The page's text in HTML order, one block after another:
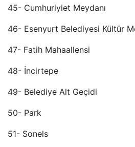
45- Cumhuriyiet Meydanı
46- Esenyurt Belediyesi Kültür
47- Fatih Mahaallensi
48- İncirtepe
49- Belediye Alt Geçidi
50- Park
51- Sonels